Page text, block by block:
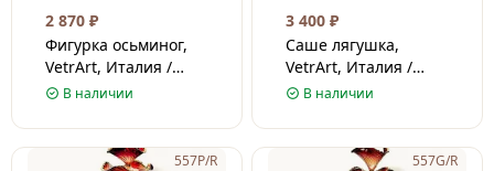
2 870 ₽
Фигурка осьминог,
VetrArt, Италия /
Венецианское стекло
В наличии
3 400 ₽
Саше лягушка,
VetrArt, Италия /
Венецианское стекло
В наличии
557P/R 557G/R